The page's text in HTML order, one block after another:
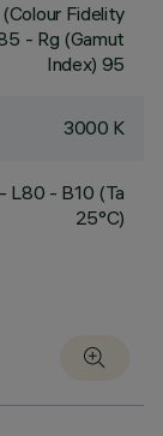
Fidelity
- Rg (Gamut
Index) 95
3000 K
L80 - B10 (Ta
25°C)